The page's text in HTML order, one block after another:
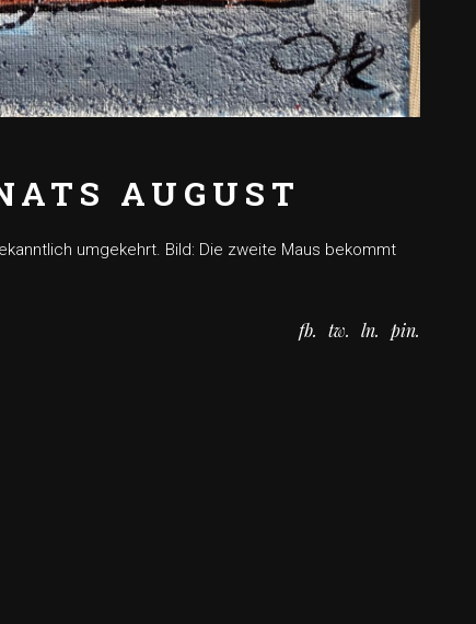
AUGUST
umgekehrt. Bild: Die zweite Maus bekommt
fb tw ln pin